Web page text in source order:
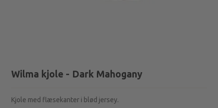
Wilma kjole - Dark Mahogany
Kjole med flæsekanter i blød jersey.